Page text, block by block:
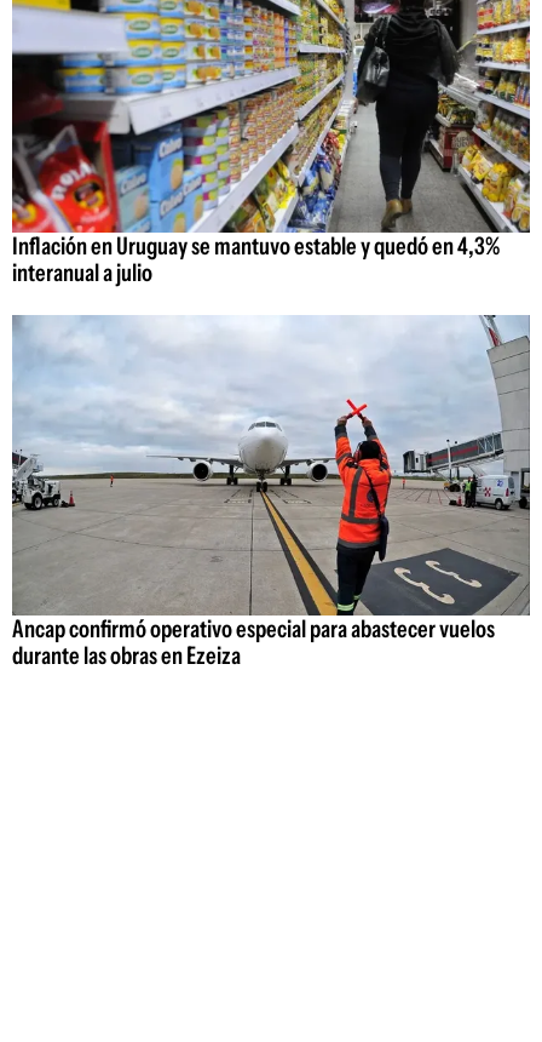
Inflación en Uruguay se mantuvo estable y quedó en 4,3%
interanual a julio
Ancap confirmó operativo especial para abastecer vuelos
durante las obras en Ezeiza